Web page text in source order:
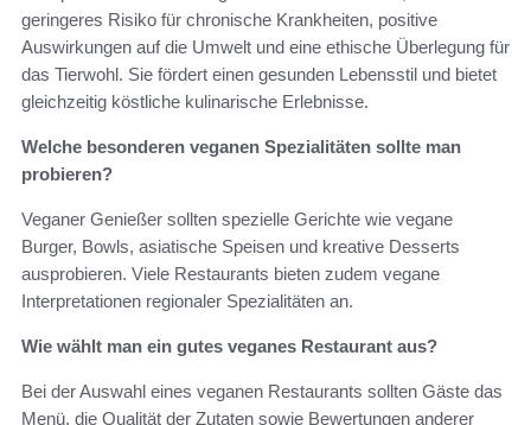
geringeres Risiko für chronische Krankheiten, positive
Auswirkungen auf die Umwelt und eine ethische Überlegung für
das Tierwohl. Sie fördert einen gesunden Lebensstil und bietet
gleichzeitig köstliche kulinarische Erlebnisse.
Welche besonderen veganen Spezialitäten sollte man
probieren?
Veganer Genießer sollten spezielle Gerichte wie vegane
Burger, Bowls, asiatische Speisen und kreative Desserts
ausprobieren. Viele Restaurants bieten zudem vegane
Interpretationen regionaler Spezialitäten an.
Wie wählt man ein gutes veganes Restaurant aus?
Bei der Auswahl eines veganen Restaurants sollten Gäste das
Menü, die Qualität der Zutaten sowie Bewertungen anderer